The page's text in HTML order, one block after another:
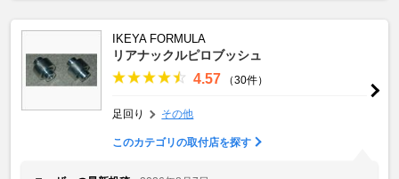
IKEYA FORMULA
リアナックルピロブッシュ
4.57 （30件）
足回り その他
このカテゴリの取付店を探す